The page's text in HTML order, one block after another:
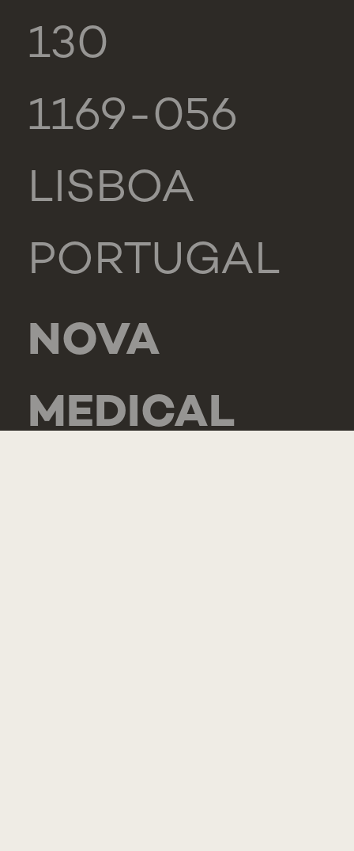
130
1169-056
LISBOA
PORTUGAL
NOVA
MEDICAL